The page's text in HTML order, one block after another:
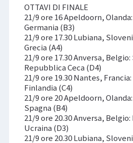
OTTAVI DI FINALE
21/9 ore 16 Apeldoorn,
Germania (B3)
21/9 ore 17.30 Lubiana,
Grecia (A4)
21/9 ore 17.30 Anversa,
Repubblica Ceca (D4)
21/9 ore 19.30 Nantes,
Finlandia (C4)
21/9 ore 20 Apeldoorn,
Spagna (B4)
21/9 ore 20.30 Anversa,
Ucraina (D3)
21/9 ore 20.30 Lubiana,